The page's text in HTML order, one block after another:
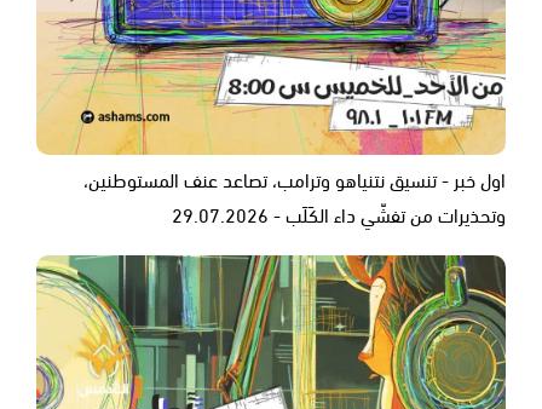
اول خبر - تنسيق نتنياهو وترامب، تصاعد عنف المستوطنين،
وتحذيرات من تفشّي داء الكَلَب - 29.07.2026